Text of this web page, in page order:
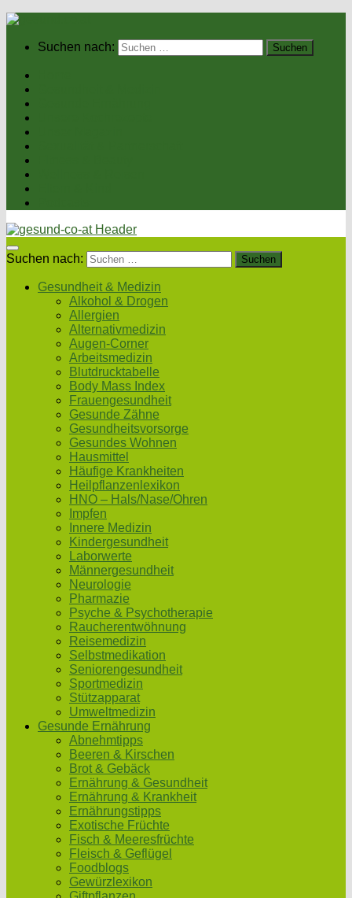
Suchen nach:
Suchen nach:
Gesundheit & Medizin
Alkohol & Drogen
Allergien
Alternativmedizin
Augen-Corner
Arbeitsmedizin
Blutdrucktabelle
Body Mass Index
Frauengesundheit
Gesunde Zähne
Gesundheitsvorsorge
Gesundes Wohnen
Hausmittel
Häufige Krankheiten
Heilpflanzenlexikon
HNO – Hals/Nase/Ohren
Impfen
Innere Medizin
Kindergesundheit
Laborwerte
Männergesundheit
Neurologie
Pharmazie
Psyche & Psychotherapie
Raucherentwöhnung
Reisemedizin
Selbstmedikation
Seniorengesundheit
Sportmedizin
Stützapparat
Umweltmedizin
Gesunde Ernährung
Abnehmtipps
Beeren & Kirschen
Brot & Gebäck
Ernährung & Gesundheit
Ernährung & Krankheit
Ernährungstipps
Exotische Früchte
Fisch & Meeresfrüchte
Fleisch & Geflügel
Foodblogs
Gewürzlexikon